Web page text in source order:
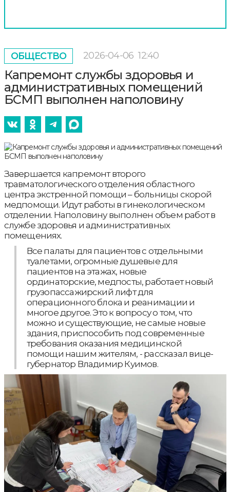
ОБЩЕСТВО 2026-04-06 12:40
Капремонт службы здоровья и
административных помещений
БСМП выполнен наполовину
Завершается капремонт второго
травматологического отделения областного
центра экстренной помощи – больницы скорой
медпомощи. Идут работы в гинекологическом
отделении. Наполовину выполнен объем работ в
службе здоровья и административных
помещениях.
Все палаты для пациентов с отдельными
туалетами, огромные душевые для
пациентов на этажах, новые
ординаторские, медпосты, работает новый
грузопассажирский лифт для
операционного блока и реанимации и
многое другое. Это к вопросу о том, что
можно и существующие, не самые новые
здания, приспособить под современные
требования оказания медицинской
помощи нашим жителям, - рассказал вице-
губернатор Владимир Куимов.